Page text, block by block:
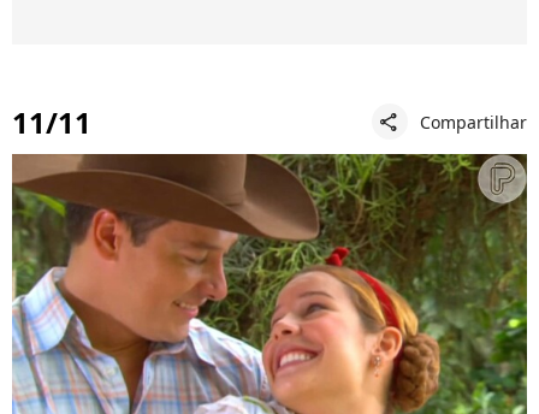
11/11 share Compartilhar